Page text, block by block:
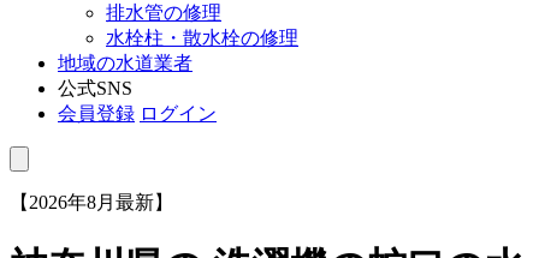
排水管の修理
水栓柱・散水栓の修理
地域の水道業者
公式SNS
会員登録 ログイン
【2026年8月最新】